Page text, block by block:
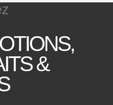
&